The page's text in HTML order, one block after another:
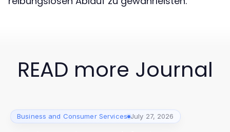
READ more Journal
Business and Consumer Services July 27, 2026